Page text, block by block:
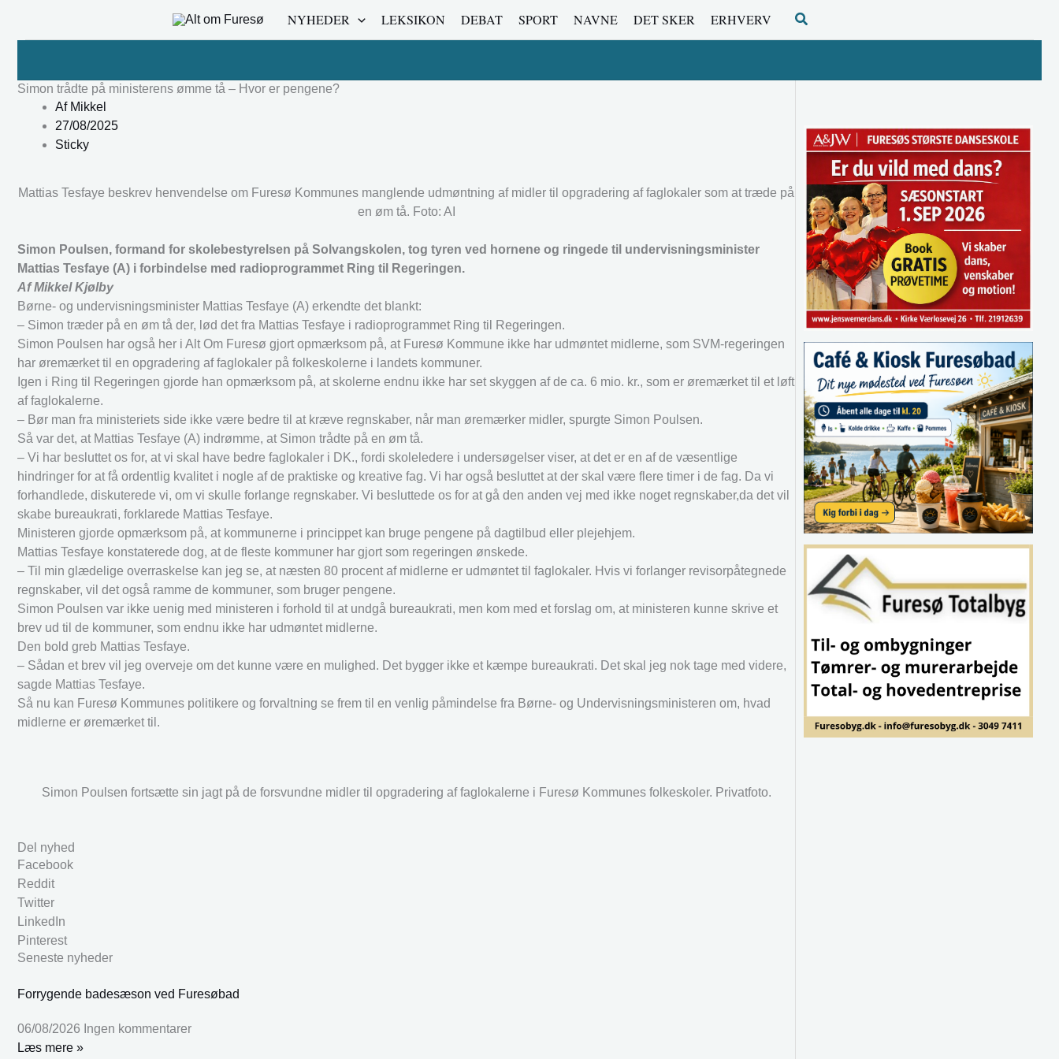
NYHEDER LEKSIKON DEBAT SPORT NAVNE DET SKER ERHVERV Søg
Simon trådte på ministerens ømme tå – Hvor er pengene?
AfMikkel
27/08/2025
Sticky
Mattias Tesfaye beskrev henvendelse om Furesø Kommunes manglende udmøntning af midler til opgradering af faglokaler som at træde på
en øm tå. Foto: AI
Simon Poulsen, formand for skolebestyrelsen på Solvangskolen, tog tyren ved hornene og ringede til undervisningsminister
Mattias Tesfaye (A) i forbindelse med radioprogrammet Ring til Regeringen.
Af Mikkel Kjølby
Børne- og undervisningsminister Mattias Tesfaye (A) erkendte det blankt:
– Simon træder på en øm tå der, lød det fra Mattias Tesfaye i radioprogrammet Ring til Regeringen.
Simon Poulsen har også her i Alt Om Furesø gjort opmærksom på, at Furesø Kommune ikke har udmøntet midlerne, som SVM-regeringen
har øremærket til en opgradering af faglokaler på folkeskolerne i landets kommuner.
Igen i Ring til Regeringen gjorde han opmærksom på, at skolerne endnu ikke har set skyggen af de ca. 6 mio. kr., som er øremærket til et løft
af faglokalerne.
– Bør man fra ministeriets side ikke være bedre til at kræve regnskaber, når man øremærker midler, spurgte Simon Poulsen.
Så var det, at Mattias Tesfaye (A) indrømme, at Simon trådte på en øm tå.
– Vi har besluttet os for, at vi skal have bedre faglokaler i DK., fordi skoleledere i undersøgelser viser, at det er en af de væsentlige
hindringer for at få ordentlig kvalitet i nogle af de praktiske og kreative fag. Vi har også besluttet at der skal være flere timer i de fag. Da vi
forhandlede, diskuterede vi, om vi skulle forlange regnskaber. Vi besluttede os for at gå den anden vej med ikke noget regnskaber,da det vil
skabe bureaukrati, forklarede Mattias Tesfaye.
Ministeren gjorde opmærksom på, at kommunerne i princippet kan bruge pengene på dagtilbud eller plejehjem.
Mattias Tesfaye konstaterede dog, at de fleste kommuner har gjort som regeringen ønskede.
– Til min glædelige overraskelse kan jeg se, at næsten 80 procent af midlerne er udmøntet til faglokaler. Hvis vi forlanger revisorpåtegnede
regnskaber, vil det også ramme de kommuner, som bruger pengene.
Simon Poulsen var ikke uenig med ministeren i forhold til at undgå bureaukrati, men kom med et forslag om, at ministeren kunne skrive et
brev ud til de kommuner, som endnu ikke har udmøntet midlerne.
Den bold greb Mattias Tesfaye.
– Sådan et brev vil jeg overveje om det kunne være en mulighed. Det bygger ikke et kæmpe bureaukrati. Det skal jeg nok tage med videre,
sagde Mattias Tesfaye.
Så nu kan Furesø Kommunes politikere og forvaltning se frem til en venlig påmindelse fra Børne- og Undervisningsministeren om, hvad
midlerne er øremærket til.
Simon Poulsen fortsætte sin jagt på de forsvundne midler til opgradering af faglokalerne i Furesø Kommunes folkeskoler. Privatfoto.
Del nyhed
Facebook
Reddit
Twitter
LinkedIn
Pinterest
Seneste nyheder
Forrygende badesæson ved Furesøbad
06/08/2026 Ingen kommentarer
Læs mere »